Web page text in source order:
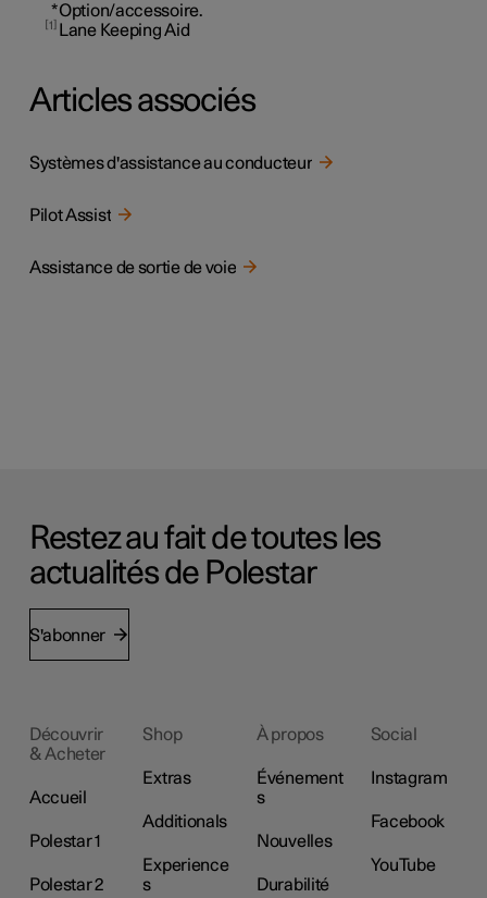
*Option/accessoire.
1 Lane Keeping Aid
Articles associés
Systèmes d'assistance au conducteur
Pilot Assist
Assistance de sortie de voie
Restez au fait de toutes les
actualités de Polestar
S'abonner
Découvrir
& Acheter
Accueil
Polestar 1
Polestar 2
Shop
Extras
Additionals
Experience
s
À propos
Événement
s
Nouvelles
Durabilité
Social
Instagram
Facebook
YouTube